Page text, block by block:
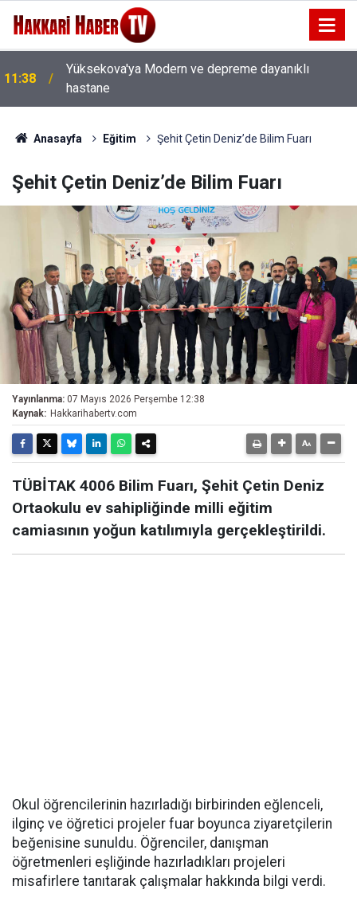
11:38
Yüksekova'ya Modern ve depreme dayanıklı
hastane
Anasayfa Eğitim Şehit Çetin Deniz’de Bilim Fuarı
Şehit Çetin Deniz’de Bilim Fuarı
Yayınlanma: 07 Mayıs 2026 Perşembe 12:38
Kaynak: Hakkarihabertv.com
TÜBİTAK 4006 Bilim Fuarı, Şehit Çetin Deniz
Ortaokulu ev sahipliğinde milli eğitim
camiasının yoğun katılımıyla gerçekleştirildi.
Okul öğrencilerinin hazırladığı birbirinden eğlenceli,
ilginç ve öğretici projeler fuar boyunca ziyaretçilerin
beğenisine sunuldu. Öğrenciler, danışman
öğretmenleri eşliğinde hazırladıkları projeleri
misafirlere tanıtarak çalışmalar hakkında bilgi verdi.